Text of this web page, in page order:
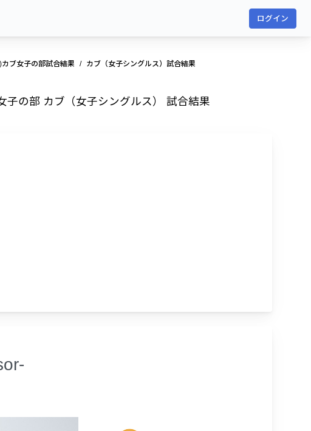
ログイン
ブ女子の部試合結果 カブ（女子シングルス）試合結果
子の部 カブ（女子シングルス） 試合結果